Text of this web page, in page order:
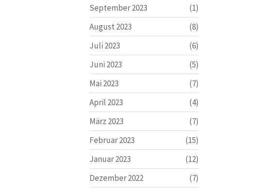
September 2023
(1)
August 2023
(8)
Juli 2023
(6)
Juni 2023
(5)
Mai 2023
(7)
April 2023
(4)
März 2023
(7)
Februar 2023
(15)
Januar 2023
(12)
Dezember 2022
(7)